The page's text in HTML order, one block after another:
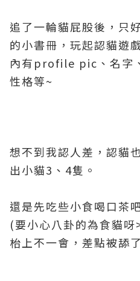
追了一輪貓屁股後，只
的小書冊，玩起認貓遊
內有profile pic、名字
性格等~
想不到我認人差，認貓
出小貓3、4隻。
還是先吃些小食喝口茶
(要小心八卦的為食貓
枱上不一會，差點被舔